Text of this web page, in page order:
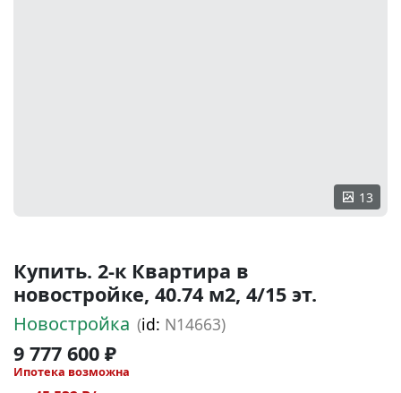
13
Купить. 2-к Квартира в
новостройке, 40.74 м2, 4/15 эт.
Новостройка (id: N14663)
9 777 600 ₽
Ипотека возможна